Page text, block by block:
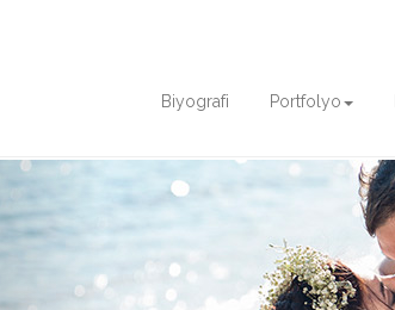
Biyografi Portfolyo
Previous